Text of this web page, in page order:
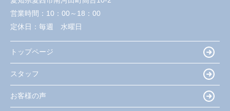
営業時間： 10：00～18：00
定休日： 毎週 水曜日
トップページ
スタッフ
お客様の声